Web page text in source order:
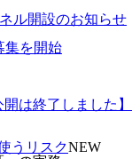
ル開設のお知らせ
集を開始
は終了しました】
うリスクNEW